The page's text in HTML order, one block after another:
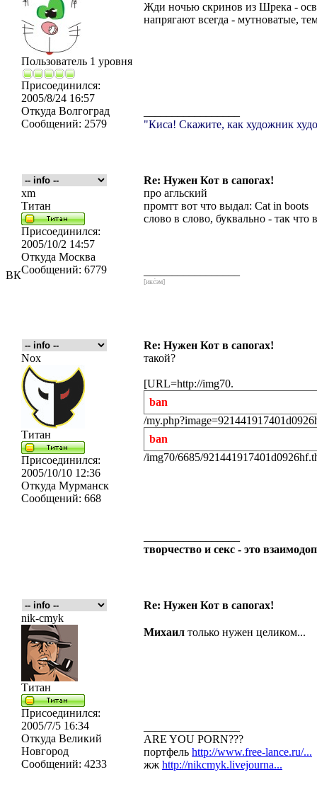
ВК
Пользователь 1 уровня
Присоединился:
2005/8/24 16:57
Откуда Волгоград
Сообщений: 2579
Жди ночью скринов из Шрека -
напрягают всегда - мутноватые,
"Киса! Скажите, как художник
Re: Нужен Кот в сапогах!
xm
Титан
Присоединился:
2005/10/2 14:57
Откуда Москва
Сообщений: 6779
про агльский
промтт вот что выдал: Cat in boots
слово в слово, буквально - так что
[икс́эм]
Re: Нужен Кот в сапогах!
Nox
Титан
Присоединился:
2005/10/10 12:36
Откуда Мурманск
Сообщений: 668
такой?
[URL=http://img70.
ban
/
ban
/img70/6685/
творчество и секс - это
Re: Нужен Кот в сапогах!
nik-cmyk
Титан
Присоединился:
2005/7/5 16:34
Откуда Великий
Новгород
Сообщений: 4233
Михаил только нужен целиком...
ARE YOU PORN???
портфель http://www.free-lance.ru/...
жж http://nikcmyk.livejourna...